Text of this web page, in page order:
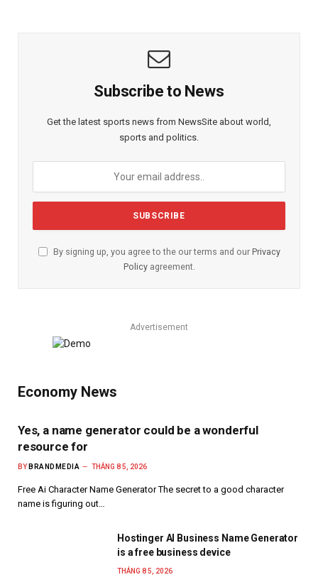
Subscribe to News
Get the latest sports news from NewsSite about world,
sports and politics.
By signing up, you agree to the our terms and our Privacy
Policyagreement.
Advertisement
Economy News
Yes, a name generator could be a wonderful
resource for
BY BRANDMEDIA THÁNG 8 5, 2026
Free Ai Character Name Generator The secret to a good character
name is figuring out…
Hostinger AI Business Name Generator
is a free business device
THÁNG 8 5, 2026